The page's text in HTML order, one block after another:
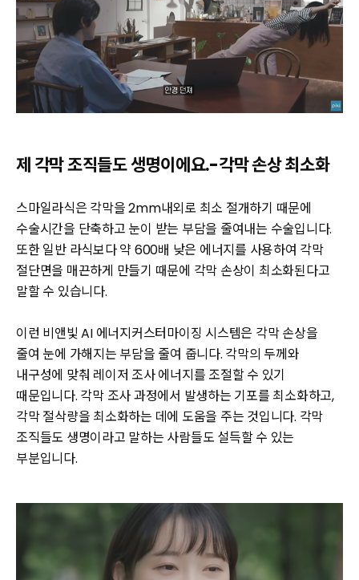
제 각막 조직들도 생명이에요.-각막 손상 최소화
스마일라식은 각막을 2mm내외로 최소 절개하기 때문에
수술시간을 단축하고 눈이 받는 부담을 줄여내는 수술입니다.
또한 일반 라식보다 약 600배 낮은 에너지를 사용하여 각막
절단면을 매끈하게 만들기 때문에 각막 손상이 최소화된다고
말할 수 있습니다.
이런 비앤빛 AI 에너지커스터마이징 시스템은 각막 손상을
줄여 눈에 가해지는 부담을 줄여 줍니다. 각막의 두께와
내구성에 맞춰 레이저 조사 에너지를 조절할 수 있기
때문입니다. 각막 조사 과정에서 발생하는 기포를 최소화하고,
각막 절삭량을 최소화하는 데에 도움을 주는 것입니다. 각막
조직들도 생명이라고 말하는 사람들도 설득할 수 있는
부분입니다.